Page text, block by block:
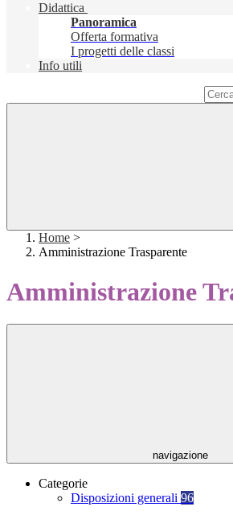
Didattica
Panoramica
Offerta formativa
I progetti delle classi
Info utili
Home >
Amministrazione Trasparente
Amministrazione
navigazione
Categorie
Disposizioni generali 96